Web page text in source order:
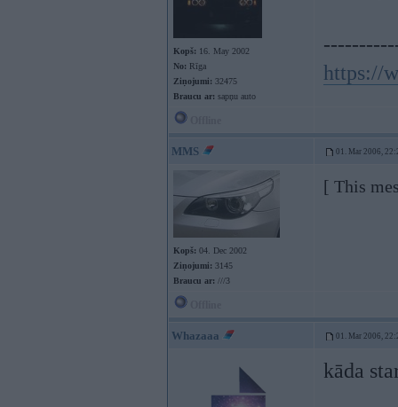
Kopš: 16. May 2002
No: Rīga
Ziņojumi: 32475
Braucu ar: sapņu auto
https://
MMS 01. Mar 2006,
Kopš: 04. Dec 2002
Ziņojumi: 3145
Braucu ar: ///3
[ This
Whazaaa 01. Mar 2006,
kāda